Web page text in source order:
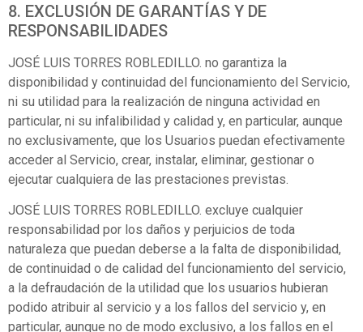
8. EXCLUSIÓN DE GARANTÍAS Y DE
RESPONSABILIDADES
JOSÉ LUIS TORRES ROBLEDILLO. no garantiza la
disponibilidad y continuidad del funcionamiento del Servicio,
ni su utilidad para la realización de ninguna actividad en
particular, ni su infalibilidad y calidad y, en particular, aunque
no exclusivamente, que los Usuarios puedan efectivamente
acceder al Servicio, crear, instalar, eliminar, gestionar o
ejecutar cualquiera de las prestaciones previstas.
JOSÉ LUIS TORRES ROBLEDILLO. excluye cualquier
responsabilidad por los daños y perjuicios de toda
naturaleza que puedan deberse a la falta de disponibilidad,
de continuidad o de calidad del funcionamiento del servicio,
a la defraudación de la utilidad que los usuarios hubieran
podido atribuir al servicio y a los fallos del servicio y, en
particular, aunque no de modo exclusivo, a los fallos en el